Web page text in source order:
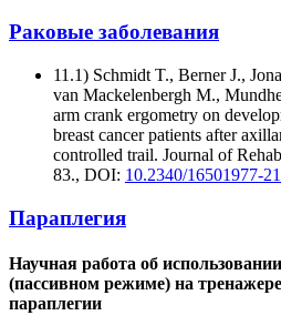
Раковые заболевания
11.1) Schmidt T., Berner J.,
van Mackelenbergh M.,
arm crank ergometry on
breast cancer patients after
controlled trail. Journal of
83., DOI: 10.2340/16501977-
Параплегия
Научная работа об
(пассивном режиме) на
параплегии